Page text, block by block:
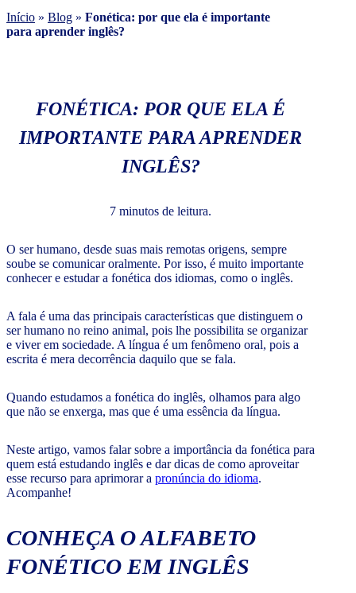
Início » Blog » Fonética: por que ela é importante
para aprender inglês?
FONÉTICA: POR QUE ELA É
IMPORTANTE PARA APRENDER
INGLÊS?
7 minutos de leitura.
O ser humano, desde suas mais remotas origens, sempre
soube se comunicar oralmente. Por isso, é muito importante
conhecer e estudar a fonética dos idiomas, como o inglês.
A fala é uma das principais características que distinguem o
ser humano no reino animal, pois lhe possibilita se organizar
e viver em sociedade. A língua é um fenômeno oral, pois a
escrita é mera decorrência daquilo que se fala.
Quando estudamos a fonética do inglês, olhamos para algo
que não se enxerga, mas que é uma essência da língua.
Neste artigo, vamos falar sobre a importância da fonética para
quem está estudando inglês e dar dicas de como aproveitar
esse recurso para aprimorar a pronúncia do idioma.
Acompanhe!
CONHEÇA O ALFABETO
FONÉTICO EM INGLÊS